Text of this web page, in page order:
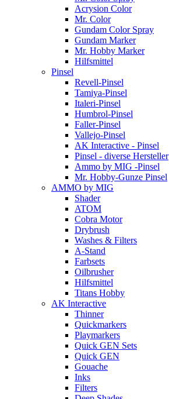
Acrysion Color
Mr. Color
Gundam Color Spray
Gundam Marker
Mr. Hobby Marker
Hilfsmittel
Pinsel
Revell-Pinsel
Tamiya-Pinsel
Italeri-Pinsel
Humbrol-Pinsel
Faller-Pinsel
Vallejo-Pinsel
AK Interactive - Pinsel
Pinsel - diverse Hersteller
Ammo by MIG -Pinsel
Mr. Hobby-Gunze Pinsel
AMMO by MIG
Shader
ATOM
Cobra Motor
Drybrush
Washes & Filters
A-Stand
Farbsets
Oilbrusher
Hilfsmittel
Titans Hobby
AK Interactive
Thinner
Quickmarkers
Playmarkers
Quick GEN Sets
Quick GEN
Gouache
Inks
Filters